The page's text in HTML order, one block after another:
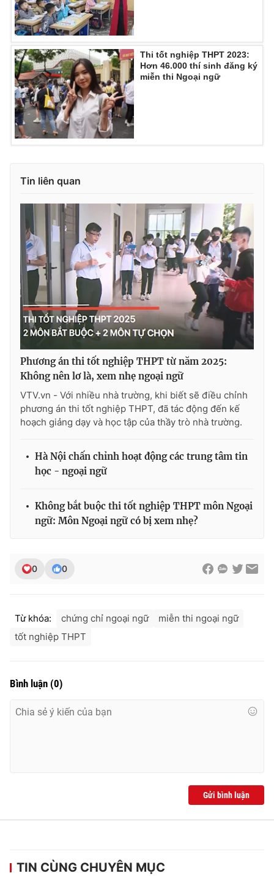
Ðiện thoại Thời báo VTV:024.66 897 897
Email:toasoan@vtv.vn
Liên hệ quảng cáo:024-7300.7108
® Cấm sao chép dưới mọi hình thức nếu không có sự chấp
thuận bằng văn bản. Ghi rõ nguồn VTV.vn khi phát hành lại
thông tin từ website này.
Thi tốt nghiệp THPT 2023:
Hơn 46.000 thí sinh đăng ký
miễn thi Ngoại ngữ
Tin liên quan
Phương án thi tốt nghiệp THPT từ năm 2025:
Không nên lơ là, xem nhẹ ngoại ngữ
VTV.vn - Với nhiều nhà trường, khi biết sẽ điều chỉnh
phương án thi tốt nghiệp THPT, đã tác động đến kế
hoạch giảng dạy và học tập của thầy trò nhà trường.
Hà Nội chấn chỉnh hoạt động các trung tâm tin
học - ngoại ngữ
Không bắt buộc thi tốt nghiệp THPT môn Ngoại
ngữ: Môn Ngoại ngữ có bị xem nhẹ?
0 0
Từ khóa: chứng chỉ ngoại ngữ
miễn thi ngoại ngữ
tốt nghiệp THPT
Bình luận (0)
Gửi bình luận
TIN CÙNG CHUYÊN MỤC